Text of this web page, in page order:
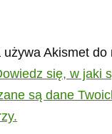
używa Akismet do
się, w jaki
są dane